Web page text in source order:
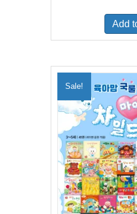
Add
Sale!